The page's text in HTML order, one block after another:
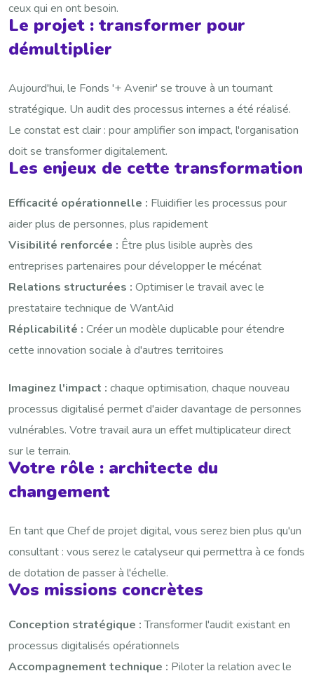
ceux qui en ont besoin.
Le projet : transformer pour
démultiplier
Aujourd'hui, le Fonds '+ Avenir' se trouve à un tournant
stratégique. Un audit des processus internes a été réalisé.
Le constat est clair : pour amplifier son impact, l'organisation
doit se transformer digitalement.
Les enjeux de cette transformation
Efficacité opérationnelle : Fluidifier les processus pour
aider plus de personnes, plus rapidement
Visibilité renforcée : Être plus lisible auprès des
entreprises partenaires pour développer le mécénat
Relations structurées : Optimiser le travail avec le
prestataire technique de WantAid
Réplicabilité : Créer un modèle duplicable pour étendre
cette innovation sociale à d'autres territoires
Imaginez l'impact : chaque optimisation, chaque nouveau
processus digitalisé permet d'aider davantage de personnes
vulnérables. Votre travail aura un effet multiplicateur direct
sur le terrain.
Votre rôle : architecte du
changement
En tant que Chef de projet digital, vous serez bien plus qu'un
consultant : vous serez le catalyseur qui permettra à ce fonds
de dotation de passer à l'échelle.
Vos missions concrètes
Conception stratégique :Transformer l'audit existant en
processus digitalisés opérationnels
Accompagnement technique : Piloter la relation avec le